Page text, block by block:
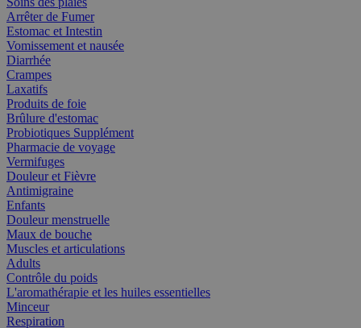
Arrêter de Fumer
Estomac et Intestin
Vomissement et nausée
Diarrhée
Crampes
Laxatifs
Produits de foie
Brûlure d'estomac
Probiotiques Supplément
Pharmacie de voyage
Vermifuges
Douleur et Fièvre
Antimigraine
Enfants
Douleur menstruelle
Maux de bouche
Muscles et articulations
Adults
Contrôle du poids
L'aromathérapie et les huiles essentielles
Minceur
Respiration